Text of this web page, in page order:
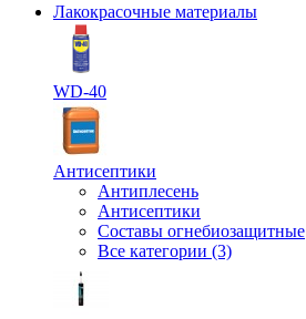
Лакокрасочные материалы
WD-40
Антисептики
Антиплесень
Антисептики
Составы огнебиозащитные
Все категории (3)